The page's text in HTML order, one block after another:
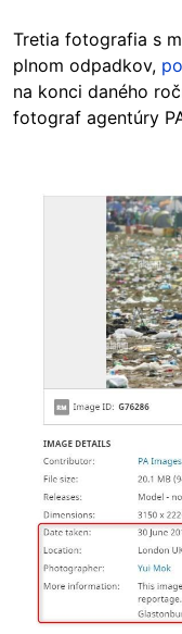
Tretia fotografia s
plnom odpadkov,
na konci daného
fotograf agentúry
Image